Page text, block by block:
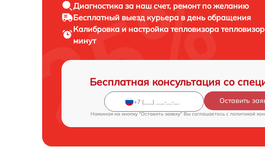
Диагностика за наш счет, ремонт по желанию
Бесплатный выезд курьера в день обращения
Калибровка и настройка тепловизора
минут
Бесплатная консультация со
Оставить
Нажимая на кнопку "Оставить заявку" Вы соглашаетесь c политикой